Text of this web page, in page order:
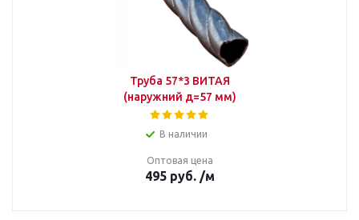
Труба 57*3 ВИТАЯ
(наружний д=57 мм)
В наличии
Оптовая цена
495 руб. /м